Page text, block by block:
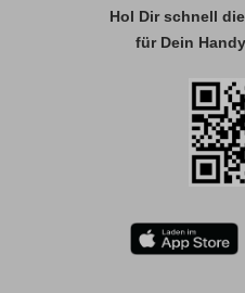
Hol Dir schnell
für Dein